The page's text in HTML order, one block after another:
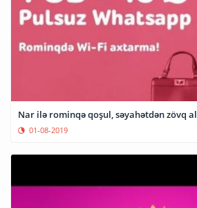
Nar ilə rominqə qoşul, səyahətdən zövq al
01-08-2019